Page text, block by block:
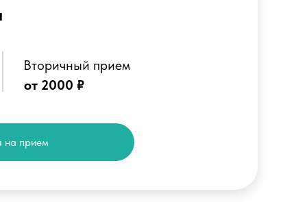
на прием
Вторичный прием
от 2000 ₽